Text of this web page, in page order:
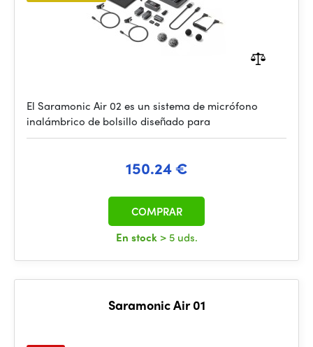
El Saramonic Air 02 es un sistema de micrófono
inalámbrico de bolsillo diseñado para
150.24 €
En stock > 5 uds.
COMPRAR
Saramonic Air 01